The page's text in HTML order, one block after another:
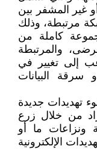
غير المشفر بين
مرتبطة، وذلك
كاملة من
والمرتبطة
إلى تغيير في
سرقة البيانات
تهديدات جديدة
من خلال زرع
ونزاعات ما أو
الإلكترونية